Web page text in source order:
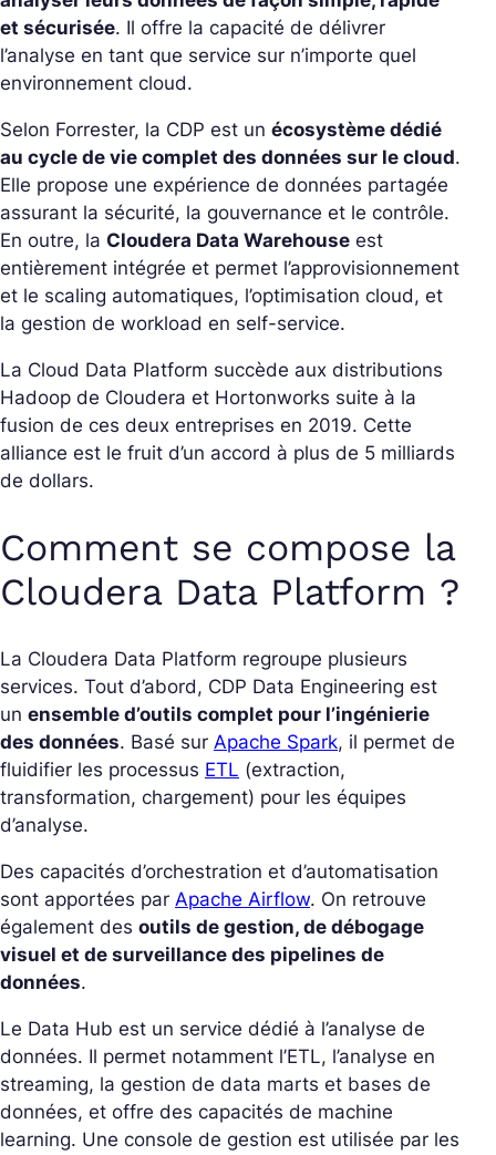
et sécurisée. Il offre la capacité de délivrer
l’analyse en tant que service sur n’importe quel
environnement cloud.
Selon Forrester, la CDP est un écosystème dédié
au cycle de vie complet des données sur le cloud.
Elle propose une expérience de données partagée
assurant la sécurité, la gouvernance et le contrôle.
En outre, la Cloudera Data Warehouse est
entièrement intégrée et permet l’approvisionnement
et le scaling automatiques, l’optimisation cloud, et
la gestion de workload en self-service.
La Cloud Data Platform succède aux distributions
Hadoop de Cloudera et Hortonworks suite à la
fusion de ces deux entreprises en 2019. Cette
alliance est le fruit d’un accord à plus de 5 milliards
de dollars.
Comment se compose la
Cloudera Data Platform ?
La Cloudera Data Platform regroupe plusieurs
services. Tout d’abord, CDP Data Engineering est
un ensemble d’outils complet pour l’ingénierie
des données. Basé sur Apache Spark, il permet de
fluidifier les processus ETL (extraction,
transformation, chargement) pour les équipes
d’analyse.
Des capacités d’orchestration et d’automatisation
sont apportées par Apache Airflow. On retrouve
également des outils de gestion, de débogage
visuel et de surveillance des pipelines de
données.
Le Data Hub est un service dédié à l’analyse de
données. Il permet notamment l’ETL, l’analyse en
streaming, la gestion de data marts et bases de
données, et offre des capacités de machine
learning. Une console de gestion est utilisée par les